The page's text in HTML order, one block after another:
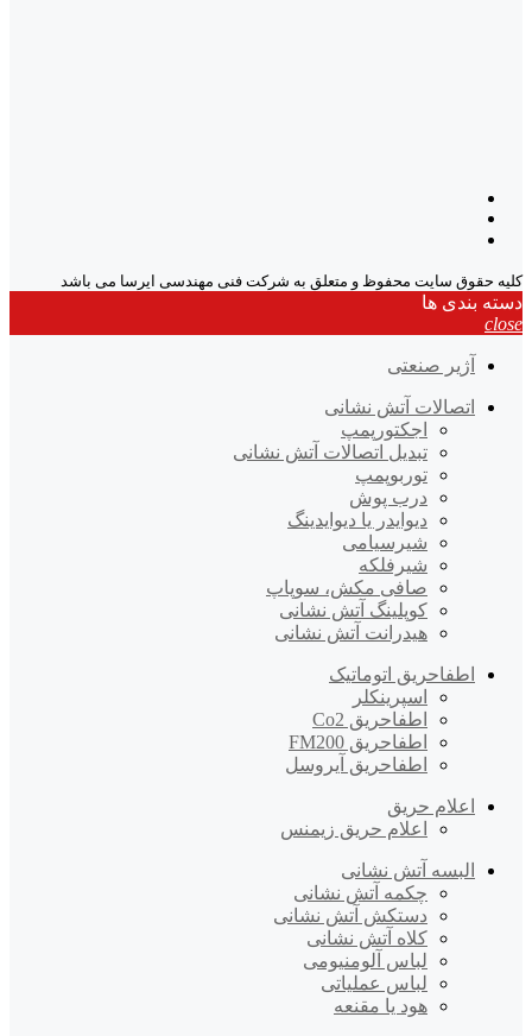
کلیه حقوق سایت محفوظ و متعلق به شرکت فنی مهندسی ایرسا می باشد
دسته بندی ها
close
آژیر صنعتی
اتصالات آتش نشانی
اجکتورپمپ
تبدیل اتصالات آتش نشانی
توربوپمپ
درب پوش
دیوایدر یا دیوایدینگ
شیرسیامی
شیرفلکه
صافی مکش، سوپاپ
کوپلینگ آتش نشانی
هیدرانت آتش نشانی
اطفاحریق اتوماتیک
اسپرینکلر
اطفاحریق Co2
اطفاحریق FM200
اطفاحریق آیروسل
اعلام حریق
اعلام حریق زیمنس
البسه آتش نشانی
چکمه آتش نشانی
دستکش آتش نشانی
کلاه آتش نشانی
لباس آلومنیومی
لباس عملیاتی
هود یا مقنعه